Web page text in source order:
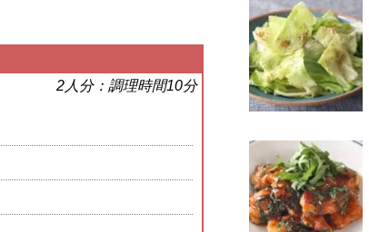
2人分：調理時間10分